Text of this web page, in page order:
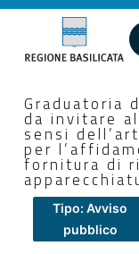
Graduatoria
da invitare
sensi
per
fornitura di
Tipo: Avviso
pubblico